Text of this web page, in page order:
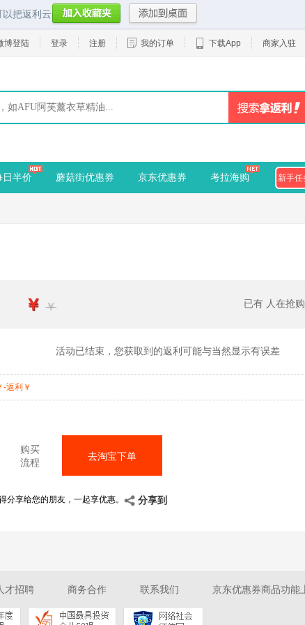
把返利云
博登陆 登录 注册 我的订单 下载App 商家入驻
日半价 蘑菇街优惠券 京东优惠券 考拉海购 新手
￥ ￥ 已有 人在抢
活动已结束，您获取到的返利可能与当然显示有误差
-返利 ￥
购买
流程
去淘宝下单
分享给您的朋友，一起享优惠。 分享到
才招聘 商务合作 联系我们 京东优惠券商品功能